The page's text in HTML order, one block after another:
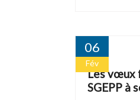
06
Fév
Les vœux
SGEPP à